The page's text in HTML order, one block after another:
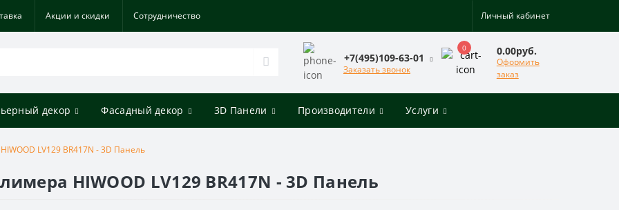
Акции и скидки Cотрудничество Личный кабинет
+7(495)109-63-01
Заказать звонок
0 0.00руб.
Оформить
заказ
декор Фасадный декор 3D Панели Производители Услуги
LV129 BR417N - 3D Панель
HIWOOD LV129 BR417N - 3D Панель